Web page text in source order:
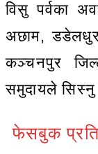
विसु पर्वका
अछाम,
कञ्चनपुर
समुदायले
फेसबुक